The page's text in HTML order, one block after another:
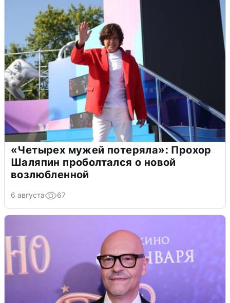
«Четырех мужей потеряла»: Прохор
Шаляпин проболтался о новой
возлюбленной
6 августа 67